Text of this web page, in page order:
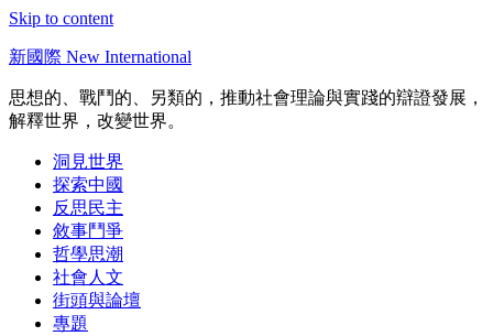
Skip to content
新國際 New International
思想的、戰鬥的、另類的，推動社會理論與實踐的辯證發展，
解釋世界，改變世界。
洞見世界
探索中國
反思民主
敘事鬥爭
哲學思潮
社會人文
街頭與論壇
專題